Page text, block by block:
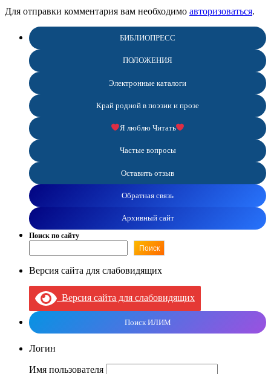
Для отправки комментария вам необходимо авторизоваться.
БИБЛИОПРЕСС
ПОЛОЖЕНИЯ
Электронные каталоги
Край родной в поэзии и прозе
Я люблю Читать
Частые вопросы
Оставить отзыв
Обратная связь
Архивный сайт
Поиск по сайту
Поиск
Версия сайта для слабовидящих
Версия сайта для слабовидящих
Поиск ИЛИМ
Логин
Имя пользователя